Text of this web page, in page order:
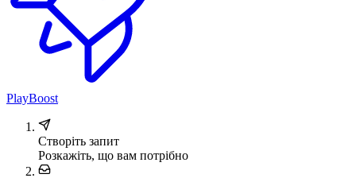
PlayBoost
Створіть запит
Розкажіть, що вам потрібно